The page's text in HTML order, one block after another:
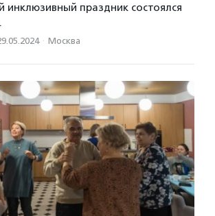
инклюзивный праздник состоялся
· Москва